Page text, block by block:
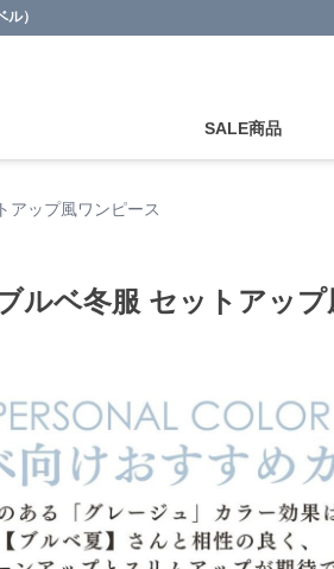
）
SALE商品
アップ風ワンピース
ルベ冬服 セットアッ